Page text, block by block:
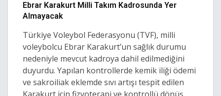
Ebrar Karakurt Milli Takım Kadrosunda Yer
Almayacak
Türkiye Voleybol Federasyonu (TVF), milli
voleybolcu Ebrar Karakurt’un sağlık durumu
nedeniyle mevcut kadroya dahil edilmediğini
duyurdu. Yapılan kontrollerde kemik iliği ödemi
ve sakroiliak eklemde sıvı artışı tespit edilen